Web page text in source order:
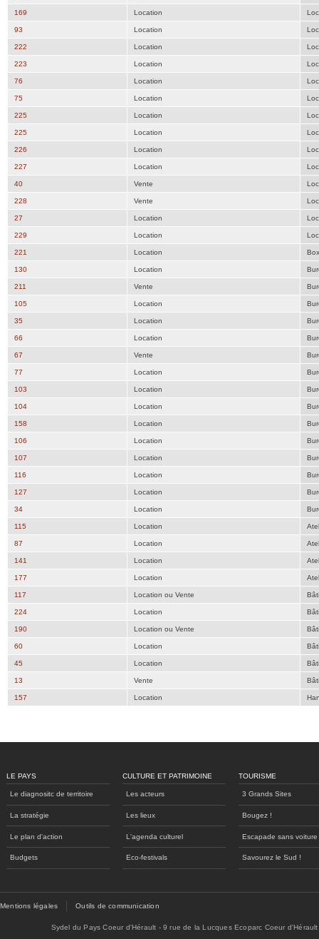
169 Location
93 Location
222 Location
223 Location
76 Location
75 Location
225 Location
225 Location
226 Location
227 Location
40 Vente
228 Vente
27 Location
229 Location
221 Location Box
130 Location
211 Vente
105 Location
35 Location
66 Location
67 Vente
77 Location
103 Location
104 Location
158 Location
106 Location
107 Location
116 Location
127 Location
34 Location
115 Location
87 Location
141 Location
177 Location
117 Location ou Vente
224 Location
190 Location ou Vente
60 Location
45 Location
13 Vente
157 Location
LE PAYS
Le diagnositc de territoire
La stratégie
Le plan d'action
Budgets
CULTURE ET PATRIMOINE
Les acteurs
Les lieux
L'agenda culturel
Eco-festivals
TOURISME
3 Grands Sites
Bougez !
Escapade sans voiture
Savourez le Sud !
Mentions légales Outils de communication
Sydel du Pays Coeur d'Hérault - 9 rue de la Lucques Ecoparc Coeur